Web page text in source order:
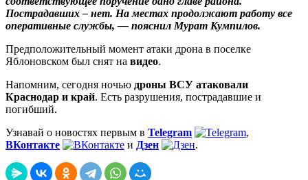
Пострадавших – нет. На местах продолжают работу все
оперативные службы, — пояснил Мурат Кумпилов.
Предположительный момент атаки дрона в поселке
Яблоновском был снят на видео.
Напомним, сегодня ночью дроны ВСУ атаковали
Краснодар и край. Есть разрушения, пострадавшие и
погибший.
Узнавай о новостях первым в Telegram
,
ВКонтакте
и Дзен .